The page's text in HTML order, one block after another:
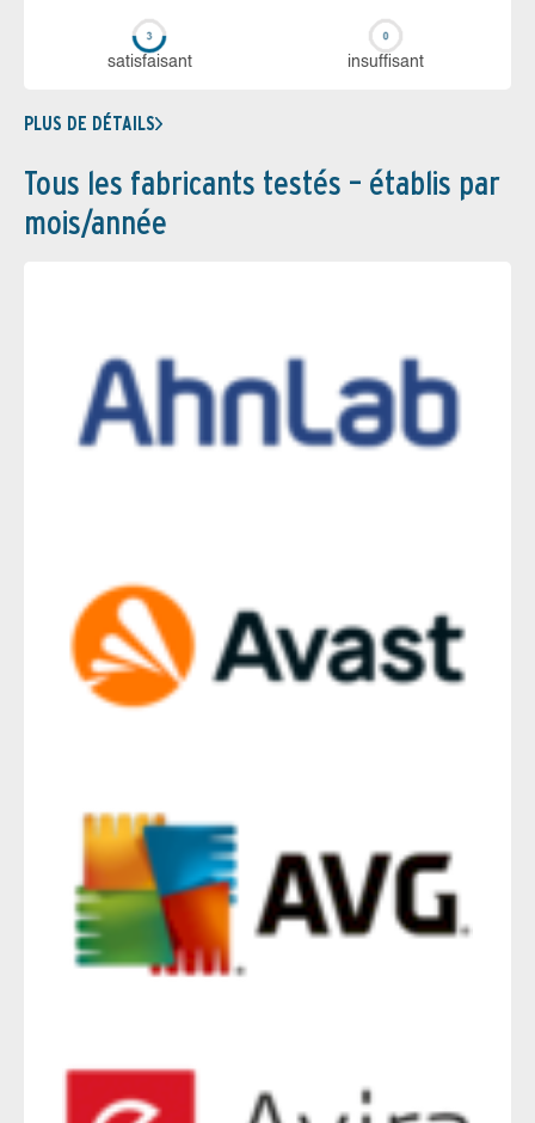
sa­tis­fai­sant in­suf­fi­sant
PLUS DE DÉTAILS
Tous les fabricants testés – établis par
mois/année